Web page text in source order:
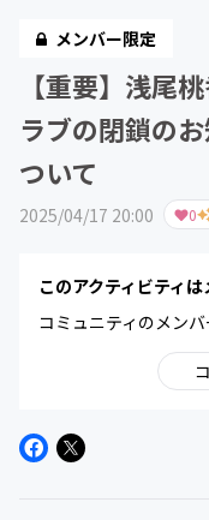
メンバー限定
【重要】浅尾
ラブの閉鎖の
ついて
2025/04/17 20:00 0
このアクティビティは
コミュニティのメン